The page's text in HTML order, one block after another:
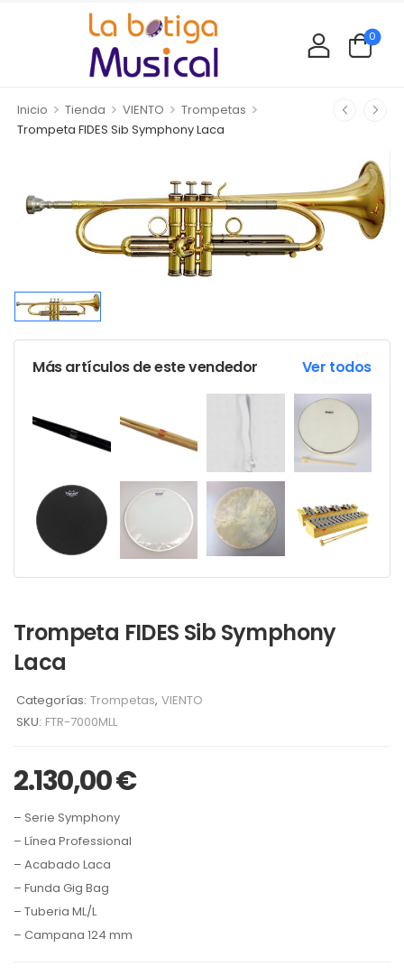
0
Inicio > Tienda > VIENTO > Trompetas >
Trompeta FIDES Sib Symphony Laca
Más artículos de este vendedor Ver todos
Trompeta FIDES Sib Symphony
Laca
Categorías: Trompetas, VIENTO
SKU: FTR-7000MLL
2.130,00€
– Serie Symphony
– Línea Professional
– Acabado Laca
– Funda Gig Bag
– Tuberia ML/L
– Campana 124 mm